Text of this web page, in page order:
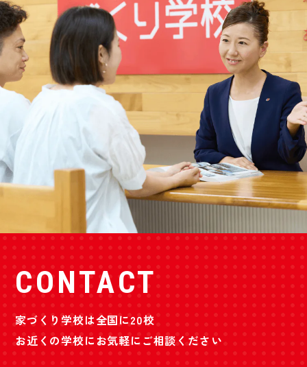
CONTACT
家づくり学校は全国に20校
お近くの学校にお気軽にご相談ください